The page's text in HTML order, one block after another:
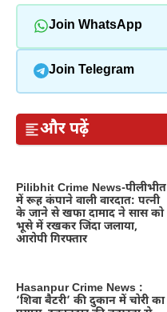
Join WhatsApp
Join Telegram
और पढ़ें
Pilibhit Crime News-पीलीभीत
में रूह कंपाने वाली वारदात: पत्नी
के जाने से खफा दामाद ने सास को
भूसे में रखकर जिंदा जलाया,
आरोपी गिरफ्तार
Hasanpur Crime News :
‘शिवा बैटरी’ की दुकान में चोरी का